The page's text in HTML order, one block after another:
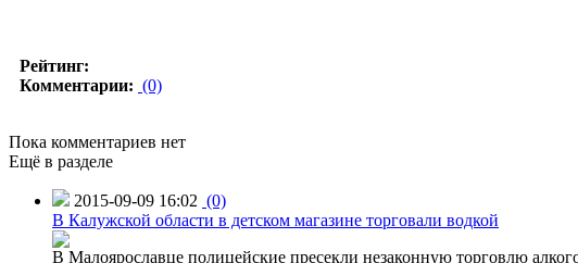
Рейтинг:
Комментарии: (0)
Пока комментариев нет
Ещё в разделе
2015-09-09 16:02 (0)
В Калужской области в детском магазине торговали водкой
В Малоярославце полицейские пресекли незаконную торговлю